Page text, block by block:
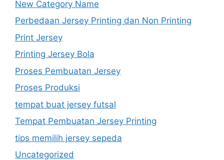
New Category Name
Perbedaan Jersey Printing dan Non Printing
Print Jersey
Printing Jersey Bola
Proses Pembuatan Jersey
Proses Produksi
tempat buat jersey futsal
Tempat Pembuatan Jersey Printing
tips memilih jersey sepeda
Uncategorized